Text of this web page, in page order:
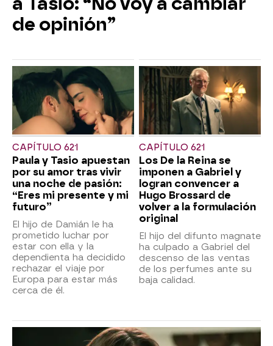
de opinión”
CAPÍTULO 621
Paula y Tasio apuestan
por su amor tras vivir
una noche de pasión:
“Eres mi presente y mi
futuro”
El hijo de Damián le ha
prometido luchar por
estar con ella y la
dependienta ha decidido
rechazar el viaje por
Europa para estar más
cerca de él.
CAPÍTULO 621
Los De la Reina se
imponen a Gabriel y
logran convencer a
Hugo Brossard de
volver a la formulación
original
El hijo del difunto magnate
ha culpado a Gabriel del
descenso de las ventas
de los perfumes ante su
baja calidad.